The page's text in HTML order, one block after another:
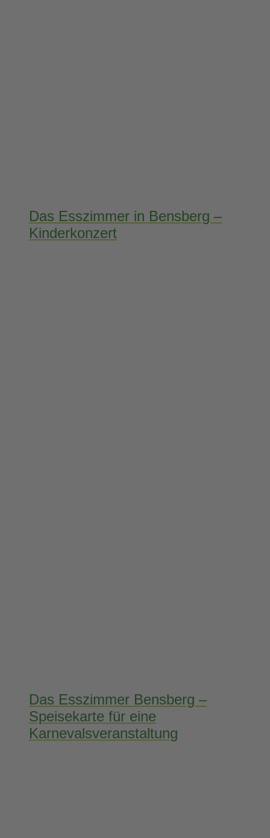
Das Esszimmer in Bensberg –
Kinderkonzert
Das Esszimmer Bensberg –
Speisekarte für eine
Karnevalsveranstaltung